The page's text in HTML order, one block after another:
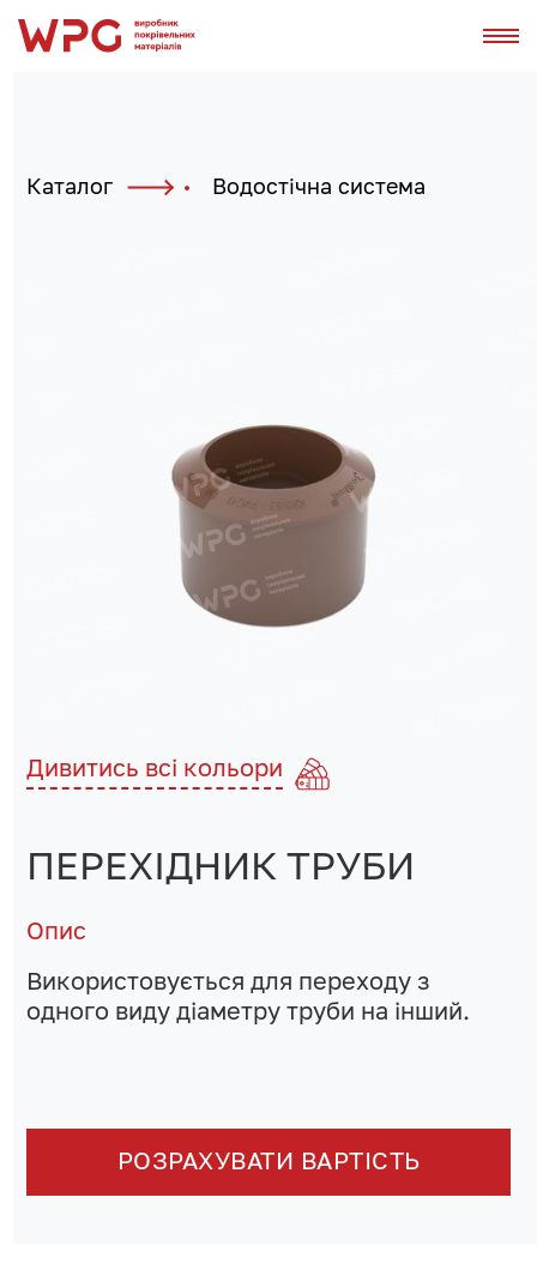
Каталог Водостічна система
ПЕРЕХІДНИК ТРУБИ
Опис
Використовується для переходу з
одного виду діаметру труби на інший.
РОЗРАХУВАТИ ВАРТІСТЬ
Дивитись всі кольори